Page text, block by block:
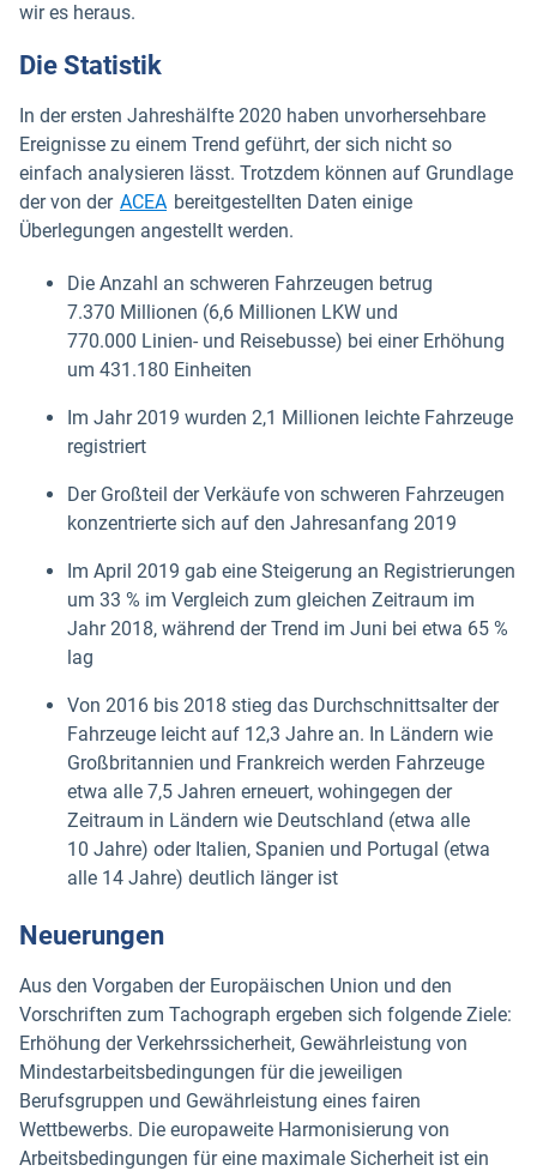
wir es heraus.
Die Statistik
In der ersten Jahreshälfte 2020 haben unvorhersehbare
Ereignisse zu einem Trend geführt, der sich nicht so
einfach analysieren lässt. Trotzdem können auf Grundlage
der von der ACEAIn neuem Fenster öffnen
bereitgestellten Daten einige
Überlegungen angestellt werden.
Die Anzahl an schweren Fahrzeugen betrug
7.370 Millionen (6,6 Millionen LKW und
770.000 Linien- und Reisebusse) bei einer Erhöhung
um 431.180 Einheiten
Im Jahr 2019 wurden 2,1 Millionen leichte Fahrzeuge
registriert
Der Großteil der Verkäufe von schweren Fahrzeugen
konzentrierte sich auf den Jahresanfang 2019
Im April 2019 gab eine Steigerung an Registrierungen
um 33 % im Vergleich zum gleichen Zeitraum im
Jahr 2018, während der Trend im Juni bei etwa 65 %
lag
Von 2016 bis 2018 stieg das Durchschnittsalter der
Fahrzeuge leicht auf 12,3 Jahre an. In Ländern wie
Großbritannien und Frankreich werden Fahrzeuge
etwa alle 7,5 Jahren erneuert, wohingegen der
Zeitraum in Ländern wie Deutschland (etwa alle
10 Jahre) oder Italien, Spanien und Portugal (etwa
alle 14 Jahre) deutlich länger ist
Neuerungen
Aus den Vorgaben der Europäischen Union und den
Vorschriften zum Tachograph ergeben sich folgende Ziele:
Erhöhung der Verkehrssicherheit, Gewährleistung von
Mindestarbeitsbedingungen für die jeweiligen
Berufsgruppen und Gewährleistung eines fairen
Wettbewerbs. Die europaweite Harmonisierung von
Arbeitsbedingungen für eine maximale Sicherheit ist ein